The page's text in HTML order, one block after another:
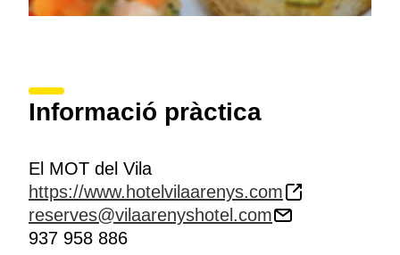
Informació pràctica
El MOT del Vila
https://www.hotelvilaarenys.com
reserves@vilaarenyshotel.com
937 958 886